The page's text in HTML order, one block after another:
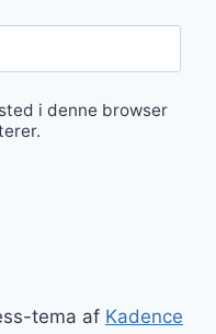
i denne browser
tema af Kadence